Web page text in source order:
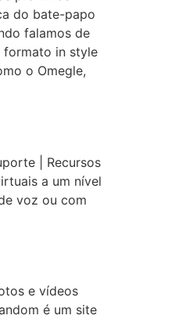
do bate-papo
falamos de
formato in style
o Omegle,
| Recursos
a um nível
voz ou com
e vídeos
é um site